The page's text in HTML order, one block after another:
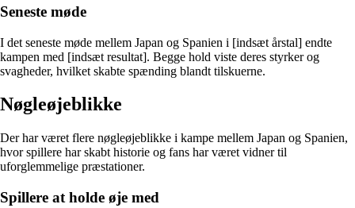
Seneste møde
I det seneste møde mellem Japan og Spanien i [indsæt årstal] endte
kampen med [indsæt resultat]. Begge hold viste deres styrker og
svagheder, hvilket skabte spænding blandt tilskuerne.
Nøgleøjeblikke
Der har været flere nøgleøjeblikke i kampe mellem Japan og Spanien,
hvor spillere har skabt historie og fans har været vidner til
uforglemmelige præstationer.
Spillere at holde øje med